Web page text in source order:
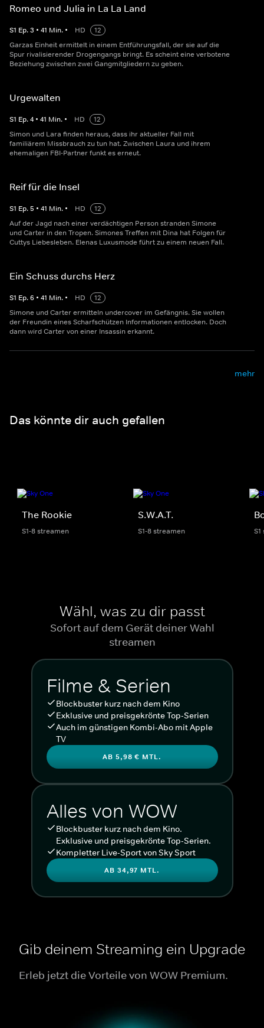
Romeo und Julia in La La Land
S1 Ep.3 • 41 Min. • HD
12
Garzas Einheit ermittelt in einem Entführungsfall, der sie auf die
Spur rivalisierender Drogengangs bringt. Es scheint eine verbotene
Beziehung zwischen zwei Gangmitgliedern zu geben.
Urgewalten
S1 Ep.4 • 41 Min. • HD
12
Simon und Lara finden heraus, dass ihr aktueller Fall mit
familiärem Missbrauch zu tun hat. Zwischen Laura und ihrem
ehemaligen FBI-Partner funkt es erneut.
Reif für die Insel
S1 Ep.5 • 41 Min. • HD
12
Auf der Jagd nach einer verdächtigen Person stranden Simone
und Carter in den Tropen. Simones Treffen mit Dina hat Folgen für
Cuttys Liebesleben. Elenas Luxusmode führt zu einem neuen Fall.
Ein Schuss durchs Herz
S1 Ep.6 • 41 Min. • HD
12
Simone und Carter ermitteln undercover im Gefängnis. Sie wollen
der Freundin eines Scharfschützen Informationen entlocken. Doch
dann wird Carter von einer Insassin erkannt.
mehr
Das könnte dir auch gefallen
The Rookie
S1-8 streamen
S.W.A.T.
S1-8 streamen
Wähl, was zu dir passt
Sofort auf dem Gerät deiner Wahl
streamen
Filme & Serien
Blockbuster kurz nach dem Kino
Exklusive und preisgekrönte Top-Serien
Auch im günstigen Kombi-Abo mit Apple
TV
AB 5,98 € MTL.
Alles von WOW
Blockbuster kurz nach dem Kino.
Exklusive und preisgekrönte Top-Serien.
Kompletter Live-Sport von Sky Sport
AB 34,97 MTL.
Gib deinem Streaming ein Upgrade
Erleb jetzt die Vorteile von WOW Premium.